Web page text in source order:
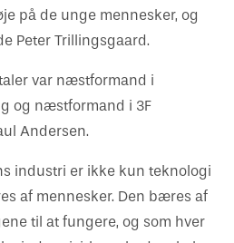
på de unge mennesker, og
Peter Trillingsgaard.
var næstformand i
og næstformand i 3F
Andersen.
industri er ikke kun teknologi
af mennesker. Den bæres af
til at fungere, og som hver